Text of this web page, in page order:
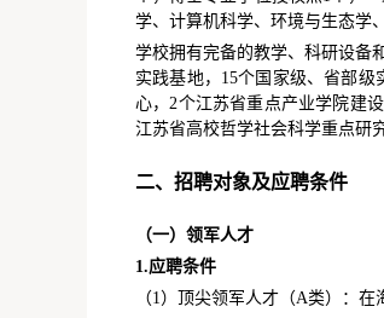
学、计算机科学、环境与生态学
学校拥有完备的教学、科研设备
实践基地，15个国家级、省部
心，2个江苏省重点产业学院建
江苏省高校哲学社会科学重点研
二、招聘对象及应聘条件
（一）领军人才
1.应聘条件
（1）顶尖领军人才（A类）：